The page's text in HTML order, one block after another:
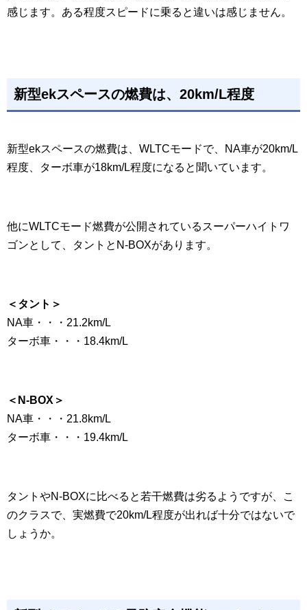
感じます。ある程度スピードに乗ると違いは感じません。
新型ekスペースの燃費は、20km/L程度
新型ekスペースの燃費は、WLTCモードで、NA車が20km/L
程度、ターボ車が18km/L程度になると聞いています。
他にWLTCモード燃費が公開されているスーパーハイトワ
ゴンとして、タントとN-BOXがあります。
＜タント＞
NA車・・・21.2km/L
ターボ車・・・18.4km/L
＜N-BOX＞
NA車・・・21.8km/L
ターボ車・・・19.4km/L
タントやN-BOXに比べると若干燃費は劣るようですが、こ
のクラスで、実燃費で20km/L程度が出れば十分ではないで
しょうか。